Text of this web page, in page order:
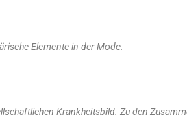
Elemente in der Mode.
Krankheitsbild. Zu den